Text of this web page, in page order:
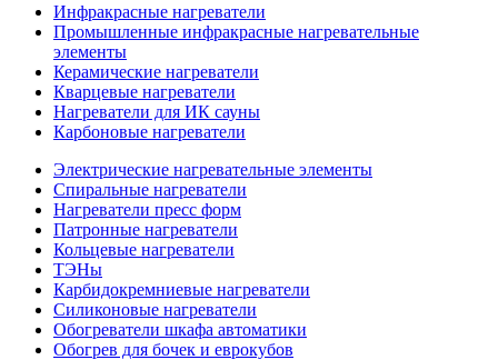
Инфракрасные нагреватели
Промышленные инфракрасные нагревательные
элементы
Керамические нагреватели
Кварцевые нагреватели
Нагреватели для ИК сауны
Карбоновые нагреватели
Электрические нагревательные элементы
Спиральные нагреватели
Нагреватели пресс форм
Патронные нагреватели
Кольцевые нагреватели
ТЭНы
Карбидокремниевые нагреватели
Силиконовые нагреватели
Обогреватели шкафа автоматики
Обогрев для бочек и еврокубов